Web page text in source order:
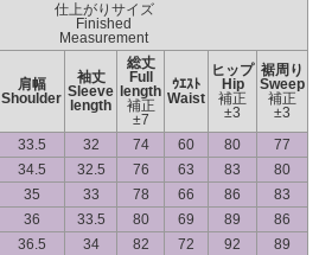
仕上がりサイズ
Finished
Measurement
肩幅
Shoulder
袖丈
Sleeve
length
総丈
Full
length
補正
±7
ｳｴｽﾄ
Waist
ヒップ
Hip
補正
±3
裾周り
Sweep
補正
±3
33.5 32 74 60 80
77
34.5 32.5 76 63 83
80
35 33 78 66 86
83
36 33.5 80 69 89
86
36.5 34 82 72 92
89